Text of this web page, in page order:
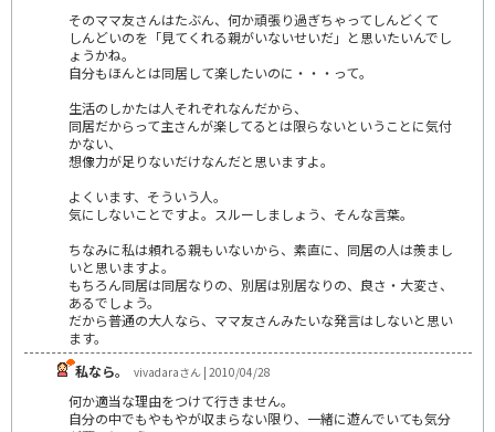
そのママ友さんはたぶん、何か頑張り過ぎちゃってしんどくて
しんどいのを「見てくれる親がいないせいだ」と思いたいんでし
ょうかね。
自分もほんとは同居して楽したいのに・・・って。
生活のしかたは人それぞれなんだから、
同居だからって主さんが楽してるとは限らないということに気付
かない、
想像力が足りないだけなんだと思いますよ。
よくいます、そういう人。
気にしないことですよ。スルーしましょう、そんな言葉。
ちなみに私は頼れる親もいないから、素直に、同居の人は羨まし
いと思いますよ。
もちろん同居は同居なりの、別居は別居なりの、良さ・大変さ、
あるでしょう。
だから普通の大人なら、ママ友さんみたいな発言はしないと思い
ます。
私なら。
vivadaraさん | 2010/04/28
何か適当な理由をつけて行きません。
自分の中でもやもやが収まらない限り、一緒に遊んでいても気分